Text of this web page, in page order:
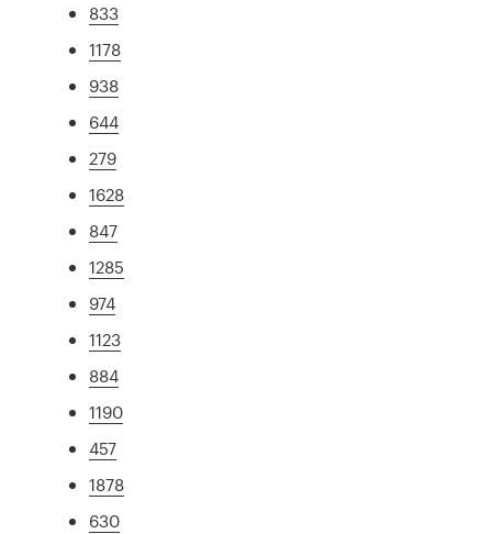
833
1178
938
644
279
1628
847
1285
974
1123
884
1190
457
1878
630